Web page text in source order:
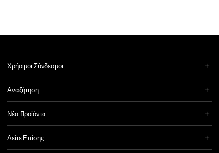
Χρήσιμοι Σύνδεσμοι
Αναζήτηση
Νέα Προϊόντα
Δείτε Επίσης